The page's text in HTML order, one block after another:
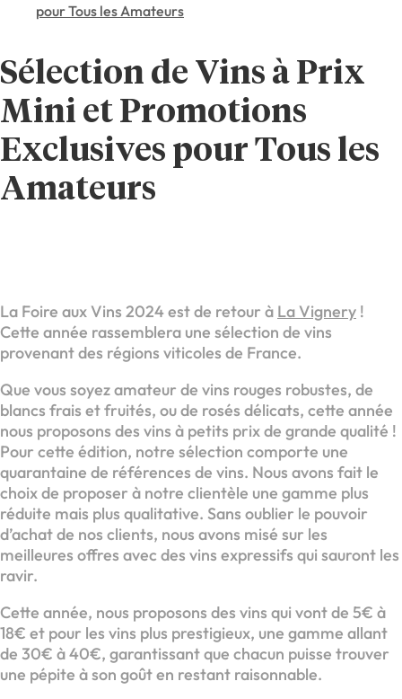
pour Tous les Amateurs
Sélection de Vins à Prix
Mini et Promotions
Exclusives pour Tous les
Amateurs
La Foire aux Vins 2024 est de retour à La Vignery !
Cette année rassemblera une sélection de vins
provenant des régions viticoles de France.
Que vous soyez amateur de vins rouges robustes, de
blancs frais et fruités, ou de rosés délicats, cette année
nous proposons des vins à petits prix de grande qualité !
Pour cette édition, notre sélection comporte une
quarantaine de références de vins. Nous avons fait le
choix de proposer à notre clientèle une gamme plus
réduite mais plus qualitative. Sans oublier le pouvoir
d’achat de nos clients, nous avons misé sur les
meilleures offres avec des vins expressifs qui sauront les
ravir.
Cette année, nous proposons des vins qui vont de 5€ à
18€ et pour les vins plus prestigieux, une gamme allant
de 30€ à 40€, garantissant que chacun puisse trouver
une pépite à son goût en restant raisonnable.